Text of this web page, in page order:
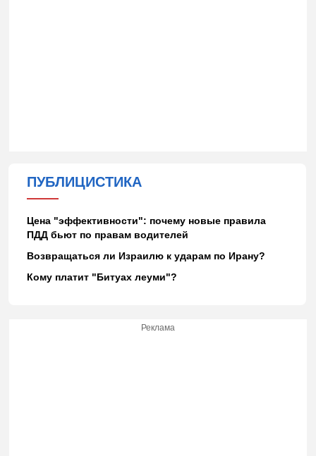
ПУБЛИЦИСТИКА
Цена "эффективности": почему новые правила
ПДД бьют по правам водителей
Возвращаться ли Израилю к ударам по Ирану?
Кому платит "Битуах леуми"?
Реклама